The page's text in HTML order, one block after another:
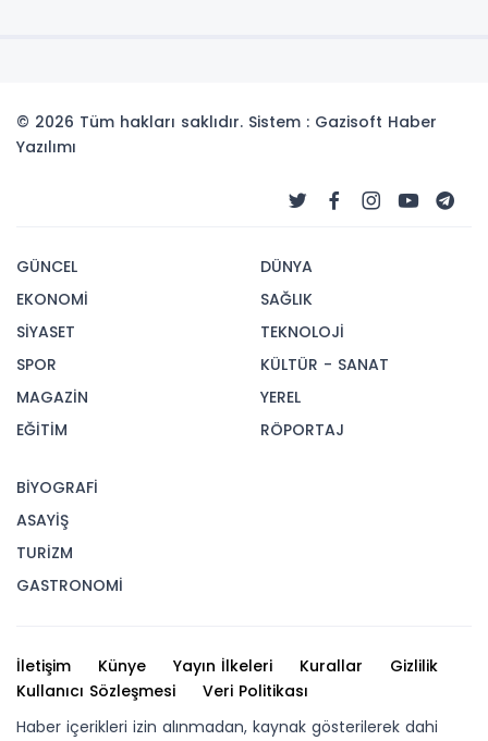
© 2026 Tüm hakları saklıdır. Sistem : Gazisoft Haber
Yazılımı
GÜNCEL
EKONOMİ
SİYASET
SPOR
MAGAZİN
EĞİTİM
DÜNYA
SAĞLIK
TEKNOLOJİ
KÜLTÜR - SANAT
YEREL
RÖPORTAJ
BİYOGRAFİ
ASAYİŞ
TURİZM
GASTRONOMİ
İletişim Künye Yayın İlkeleri Kurallar
Gizlilik
Kullanıcı Sözleşmesi
Veri Politikası
Haber içerikleri izin alınmadan, kaynak gösterilerek dahi